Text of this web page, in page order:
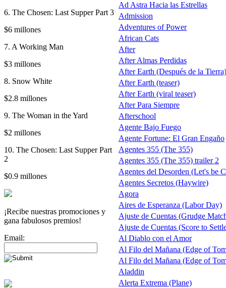
6. The Chosen: Last Supper Part 3
$6 millones
7. A Working Man
$3 millones
8. Snow White
$2.8 millones
9. The Woman in the Yard
$2 millones
10. The Chosen: Last Supper Part
2
$0.9 millones
¡Recibe nuestras promociones y
gana fabulosos premios!
Email:
Ad Astra Hacia las Estrellas
Admission
Adventures of Power
African Cats
After
After Almas Perdidas
After Earth (Después de la
After Earth (teaser)
After Earth (viral teaser)
After Para Siempre
Afterschool
Agente Bajo Fuego
Agente Fortune: El Gran Engaño
Agentes 355 (The 355)
Agentes 355 (The 355) trailer 2
Agentes del Desorden (Let's be
Agentes Secretos (Haywire)
Agora
Aires de Esperanza (Labor Day)
Ajuste de Cuentas (Grudge
Ajuste de Cuentas (Score to
Al Diablo con el Amor
Al Filo del Mañana (Edge of
Al Filo del Mañana (Edge of
Aladdin
Alerta Extrema (Plane)